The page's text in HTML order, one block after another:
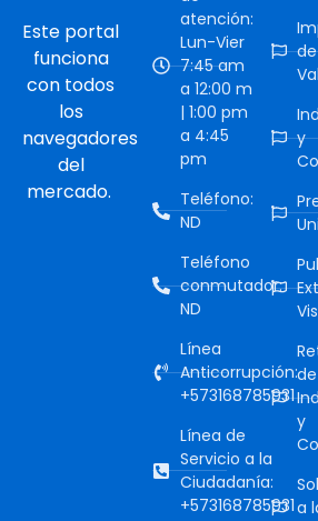
Este portal
funciona
con todos
los
navegadores
del
mercado.
atención:
Lun-Vier
7:45 am
a 12:00 m
| 1:00 pm
a 4:45
pm
Teléfono:
ND
Teléfono
conmutador:
ND
Línea
Anticorrupción:
+573168785931
Línea de
Servicio a la
Ciudadanía:
+573168785931
de
y
de
y
a